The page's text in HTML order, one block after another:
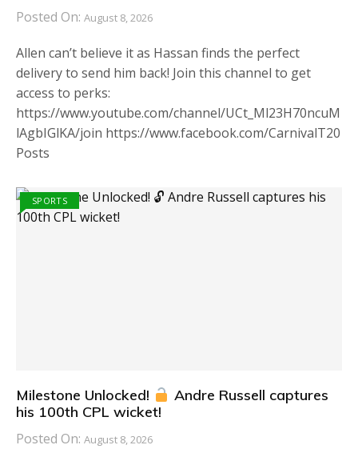
Posted On: August 8, 2026
Allen can’t believe it as Hassan finds the perfect
delivery to send him back! Join this channel to get
access to perks:
https://www.youtube.com/channel/UCt_Ml23H70ncuM
lAgbIGlKA/join https://www.facebook.com/CarnivalT20
Posts
SPORTS
Milestone Unlocked!
Andre Russell captures
his 100th CPL wicket!
Posted On: August 8, 2026